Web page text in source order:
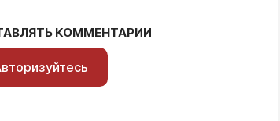
КОММЕНТАРИИ